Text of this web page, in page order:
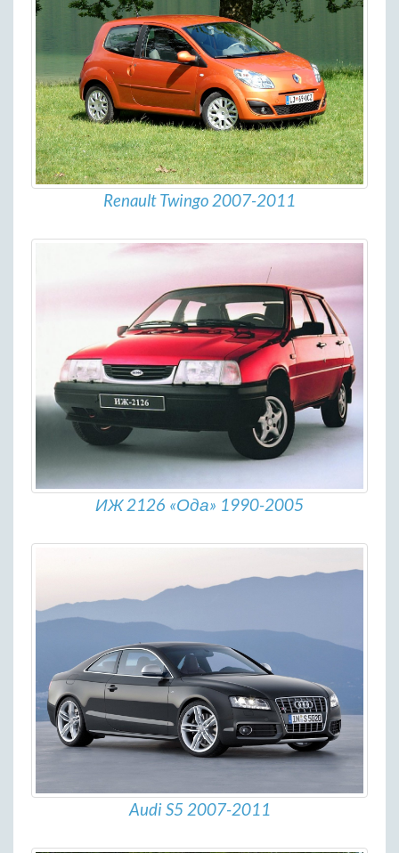
Renault Twingo 2007-2011
ИЖ 2126 «Ода» 1990-2005
Audi S5 2007-2011